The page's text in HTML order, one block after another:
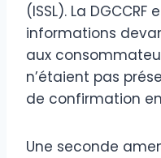
(ISSL). La
informations
aux
n’étaient pas
de confirmation
Une seconde